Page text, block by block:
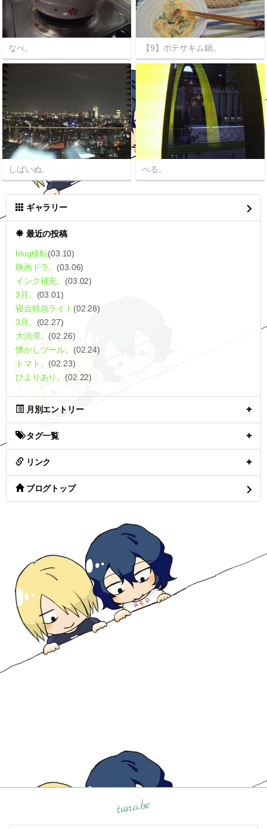
なべ。 【9】ポテサキム鍋。
しばいぬ。 べる。
ギャラリー
最近の投稿
blog移転(03.10)
映画ドラ。 (03.06)
インク補充。 (03.02)
3月。 (03.01)
寝台特急ライト (02.28)
3月。 (02.27)
大渋滞。 (02.26)
懐かしツール。 (02.24)
トマト。 (02.23)
ひよりあり。 (02.22)
月別エントリー
タグ一覧
リンク
ブログトップ
tuna.be